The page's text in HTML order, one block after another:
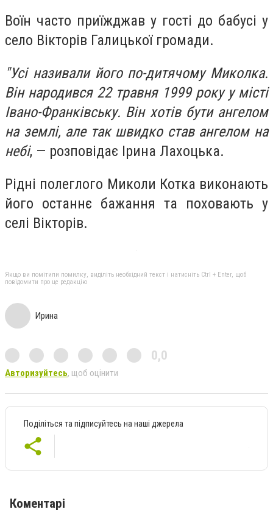
Воїн часто приїжджав у гості до бабусі у
село Вікторів Галицької громади.
"Усі називали його по-дитячому Миколка.
Він народився 22 травня 1999 року у місті
Івано-Франківську. Він хотів бути ангелом
на землі, але так швидко став ангелом на
небі, — розповідає Ірина Лахоцька.
Рідні полеглого Миколи Котка виконають
його останнє бажання та поховають у
селі Вікторів.
Якщо ви помітили помилку, виділіть необхідний текст і натисніть Ctrl + Enter, щоб
повідомити про це редакцію
Ирина
0,0
Авторизуйтесь, щоб оцінити
Поділіться та підписуйтесь на наші джерела
Коментарі